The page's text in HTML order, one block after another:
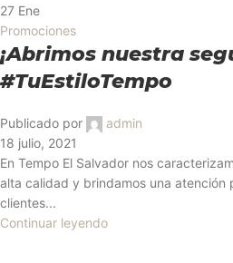
27 Ene
Promociones
¡Abrimos nuestra
#TuEstiloTempo
Publicado por
admin
18 julio, 2021
En Tempo El Salvador nos
alta calidad y brindamos una atención
clientes...
Continuar leyendo